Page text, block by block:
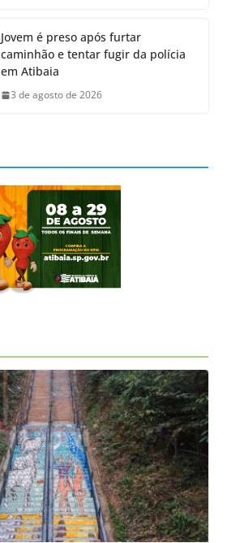
Jovem é preso após furtar
caminhão e tentar fugir da polícia
em Atibaia
3 de agosto de 2026